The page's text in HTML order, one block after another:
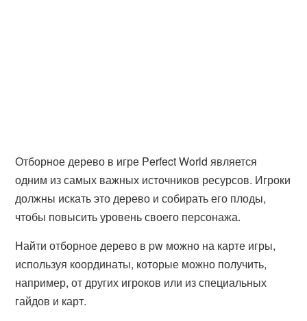
Отборное дерево в игре Perfect World является
одним из самых важных источников ресурсов. Игроки
должны искать это дерево и собирать его плоды,
чтобы повысить уровень своего персонажа.
Найти отборное дерево в pw можно на карте игры,
используя координаты, которые можно получить,
например, от других игроков или из специальных
гайдов и карт.